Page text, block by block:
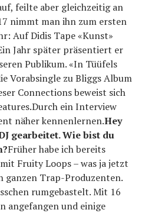
feilte aber gleichzeitig an
nimmt man ihn zum ersten
Auf Didis Tape «Kunst»
Jahr später präsentiert er
Publikum. «In Tüüfels
Vorabsingle zu Bliggs Album
Connections beweist sich
ein Interview
näher kennenlernen.Hey
gearbeitet. Wie bist du
Früher habe ich bereits
Fruity Loops – was ja jetzt
ganzen Trap-Produzenten.
rumgebastelt. Mit 16
angefangen und einige